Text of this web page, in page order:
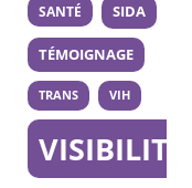
SANTÉ SIDA
TÉMOIGNAGE
TRANS VIH
VISIBILITÉ